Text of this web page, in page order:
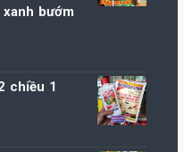
bướm
chiều 1